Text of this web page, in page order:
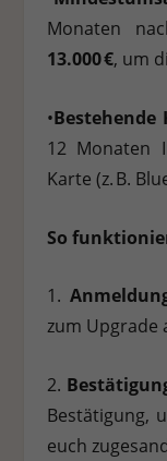
Monaten
13.000 €, um
•Bestehende
12 Monaten
Karte (z. B.
So
1.
zum Upgrade
2.
Bestätigung,
euch